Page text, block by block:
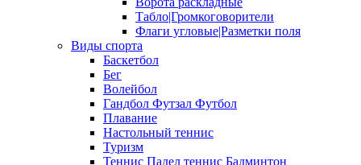
Табло|Громкоговорители
Флаги угловые|Разметки поля
Виды спорта
Баскетбол
Бег
Волейбол
Гандбол Футзал Футбол
Плавание
Настольный теннис
Туризм
Теннис Падел теннис Бадминтон